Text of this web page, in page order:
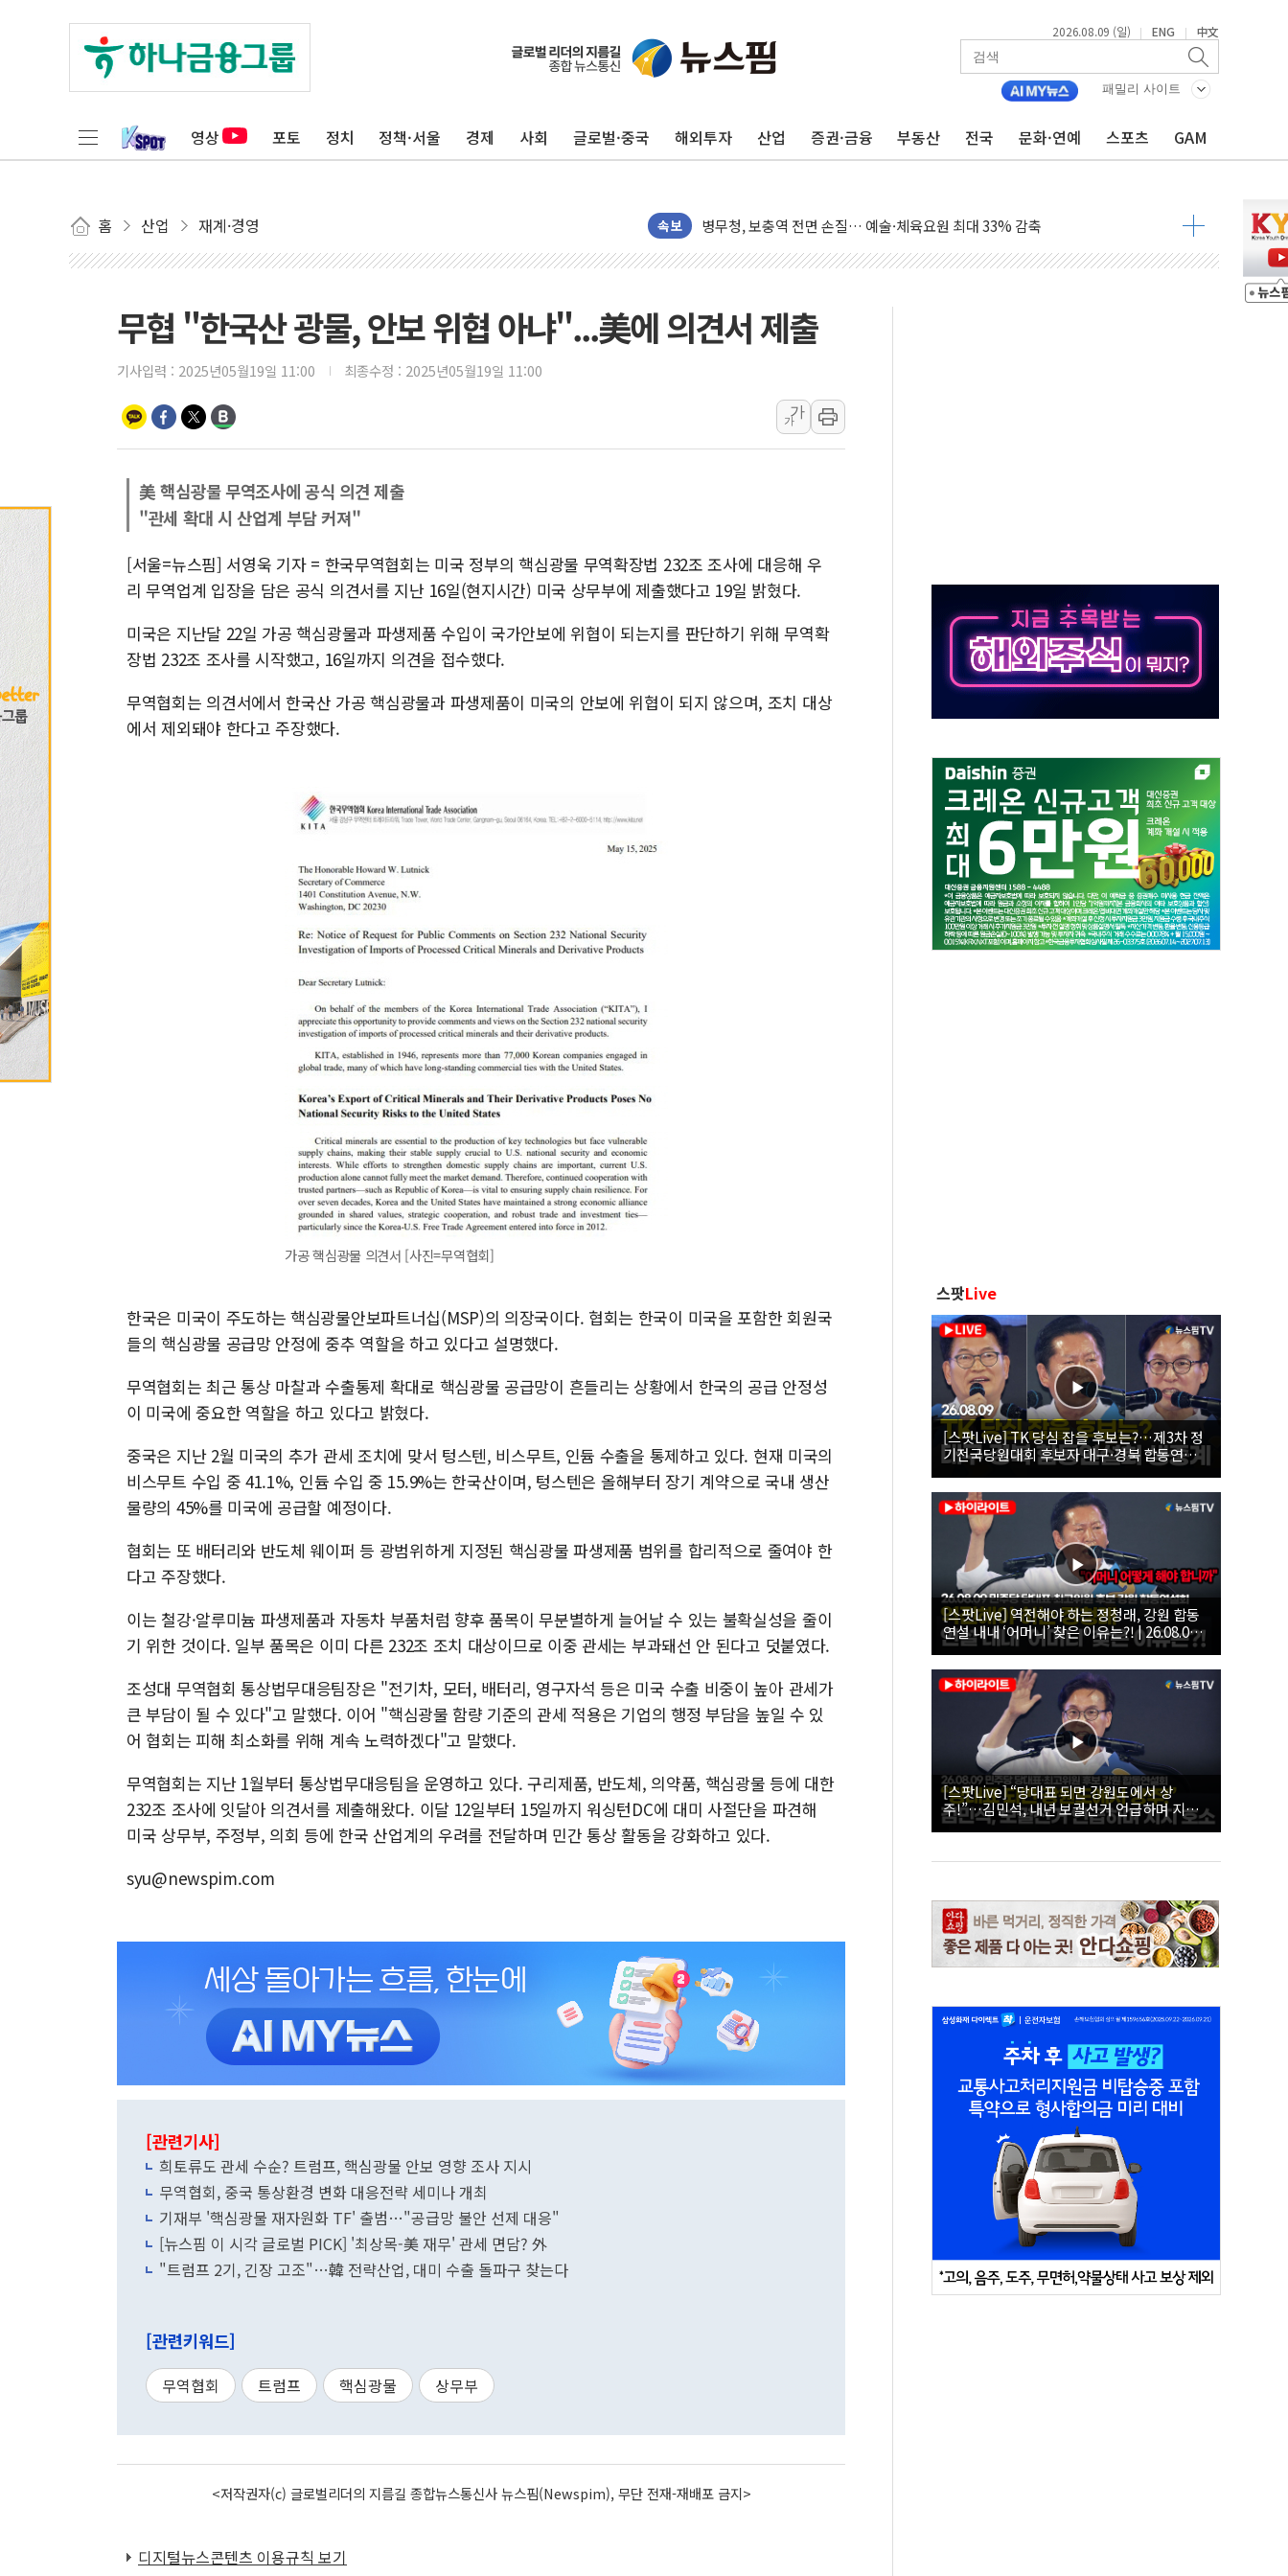
2026.08.09 (일) | ENG | 中文
패밀리 사이트
영상 포토 정치 정책·서울 경제 사회 글로벌·중국 해외투자 산업 증권·금융 부동산 전국 문화·연예 스포츠 GAM
홈 산업 재계·경영 속보
하나금융, 명동 소상공인에 '행복상자' 전달
홈플러스發 대형마트 판매, 역대 최대폭 감소한 9.4%↓…유통업계 양극화 심화
윤준병·이해민 의원, '정부 특사'로 콜롬비아 대통령 취임식 참석
여야, 황희 '버스 하우스' 공방…野 "청년 우롱 기괴" vs 與 "송구한 해프닝"
풀무원재단, '국제과학연극제 2026'서 어린이 과학연극 2편 수상
與 "세제개편안 8월 말 당정 조율 완료…초고가·비거주 1주택 등 여론 수렴"
경인고속도로서 차량 4대 연쇄 추돌…7세 남아 등 4명 부상
한수원 "폭염 속 전력수급 이상무"…김회천 사장, 원전 현장점검
박형수 의원 '선관위 견제·감독 강화' 2개 법 대표 발의
장동혁, 李 대통령에 "결혼 페널티 만든 건 이 정권…신생아 특례 대출까지 줄여"
정부, 독도 조사활동 日 항의에 "수용할 수 없다" 반박
김성회, 국민의힘에 "청년 결혼까지 정쟁 소재 삼아…청년 삶 가로막는 걸림돌"
무협 "한국산 광물, 안보 위협 아냐"...美에 의견서 제출
기사입력 : 2025년05월19일 11:00 최종수정 : 2025년05월19일 11:00
가
가
美 핵심광물 무역조사에 공식 의견 제출
"관세 확대 시 산업계 부담 커져"
[서울=뉴스핌] 서영욱 기자 = 한국무역협회는 미국 정부의 핵심광물 무역확장법 232조 조사에 대응해 우
리 무역업계 입장을 담은 공식 의견서를 지난 16일(현지시간) 미국 상무부에 제출했다고 19일 밝혔다.
미국은 지난달 22일 가공 핵심광물과 파생제품 수입이 국가안보에 위협이 되는지를 판단하기 위해 무역확
장법 232조 조사를 시작했고, 16일까지 의견을 접수했다.
무역협회는 의견서에서 한국산 가공 핵심광물과 파생제품이 미국의 안보에 위협이 되지 않으며, 조치 대상
에서 제외돼야 한다고 주장했다.
가공 핵심광물 의견서 [사진=무역협회]
한국은 미국이 주도하는 핵심광물안보파트너십(MSP)의 의장국이다. 협회는 한국이 미국을 포함한 회원국
들의 핵심광물 공급망 안정에 중추 역할을 하고 있다고 설명했다.
무역협회는 최근 통상 마찰과 수출통제 확대로 핵심광물 공급망이 흔들리는 상황에서 한국의 공급 안정성
이 미국에 중요한 역할을 하고 있다고 밝혔다.
중국은 지난 2월 미국의 추가 관세 조치에 맞서 텅스텐, 비스무트, 인듐 수출을 통제하고 있다. 현재 미국의
비스무트 수입 중 41.1%, 인듐 수입 중 15.9%는 한국산이며, 텅스텐은 올해부터 장기 계약으로 국내 생산
물량의 45%를 미국에 공급할 예정이다.
협회는 또 배터리와 반도체 웨이퍼 등 광범위하게 지정된 핵심광물 파생제품 범위를 합리적으로 줄여야 한
다고 주장했다.
이는 철강·알루미늄 파생제품과 자동차 부품처럼 향후 품목이 무분별하게 늘어날 수 있는 불확실성을 줄이
기 위한 것이다. 일부 품목은 이미 다른 232조 조치 대상이므로 이중 관세는 부과돼선 안 된다고 덧붙였다.
조성대 무역협회 통상법무대응팀장은 "전기차, 모터, 배터리, 영구자석 등은 미국 수출 비중이 높아 관세가
큰 부담이 될 수 있다"고 말했다. 이어 "핵심광물 함량 기준의 관세 적용은 기업의 행정 부담을 높일 수 있
어 협회는 피해 최소화를 위해 계속 노력하겠다"고 말했다.
무역협회는 지난 1월부터 통상법무대응팀을 운영하고 있다. 구리제품, 반도체, 의약품, 핵심광물 등에 대한
232조 조사에 잇달아 의견서를 제출해왔다. 이달 12일부터 15일까지 워싱턴DC에 대미 사절단을 파견해
미국 상무부, 주정부, 의회 등에 한국 산업계의 우려를 전달하며 민간 통상 활동을 강화하고 있다.
syu@newspim.com
[관련기사]
희토류도 관세 수순? 트럼프, 핵심광물 안보 영향 조사 지시
무역협회, 중국 통상환경 변화 대응전략 세미나 개최
기재부 '핵심광물 재자원화 TF' 출범…"공급망 불안 선제 대응"
[뉴스핌 이 시각 글로벌 PICK] '최상목-美 재무' 관세 면담? 外
"트럼프 2기, 긴장 고조"…韓 전략산업, 대미 수출 돌파구 찾는다
[관련키워드]
무역협회 트럼프 핵심광물 상무부
<저작권자(c) 글로벌리더의 지름길 종합뉴스통신사 뉴스핌(Newspim), 무단 전재-재배포 금지>
디지털뉴스콘텐츠 이용규칙 보기
스팟Live
[스팟Live] TK 당심 잡을 후보는?…제3차 정
기전국당원대회 후보자 대구·경북 합동연설
회 생중계 | 26.08.09
[스팟Live] 역전해야 하는 정청래, 강원 합동
연설 내내 ‘어머니’ 찾은 이유는?! | 26.08.09
더불어민주당 당대표·최고위원 후보 강원 합
동연설회
[스팟Live] “당대표 되면 강원도에서 상
주!”…김민석, 내년 보궐선거 언급하며 지지
호소 | 26.08.09 더불어민주당 당대표·최고위